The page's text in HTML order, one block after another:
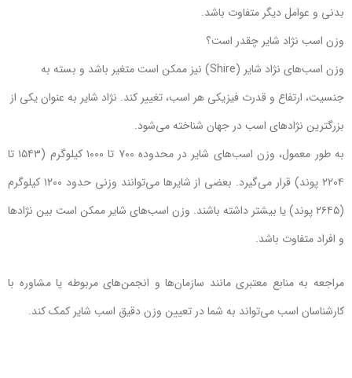
بدنی و عوامل دیگر متفاوت باشد.
وزن اسب نژاد شایر چقدر است؟
وزن اسب‌های نژاد شایر (Shire) نیز ممکن است متغیر باشد و بسته به
جنسیت، ارتفاع و قدرت فیزیکی هر اسب، تغییر کند. نژاد شایر به عنوان یکی از
بزرگترین نژادهای اسب در جهان شناخته می‌شود.
به طور معمول، وزن اسب‌های شایر در محدوده ۷۰۰ تا ۱۰۰۰ کیلوگرم (۱۵۴۳ تا
۲۲۰۴ پوند) قرار می‌گیرد. بعضی از شایرها می‌توانند وزنی حدود ۱۲۰۰ کیلوگرم
(۲۶۴۵ پوند) یا بیشتر داشته باشند. وزن اسب‌های شایر ممکن است بین نژادها
و افراد متفاوت باشد.
مراجعه به منابع معتبری مانند سازمان‌ها و انجمن‌های مربوطه یا مشاوره با
کارشناسان اسب می‌تواند به شما در تعیین وزن دقیق اسب شایر کمک کند.